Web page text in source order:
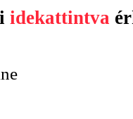
idekattintva